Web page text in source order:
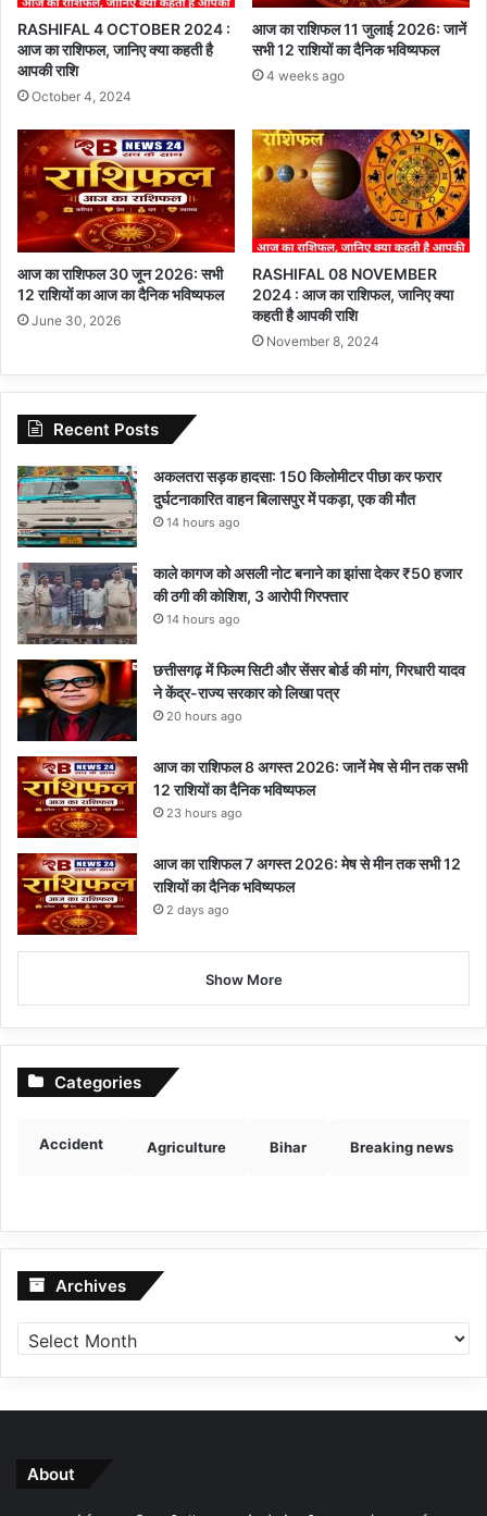
RASHIFAL 4 OCTOBER 2024 :
आज का राशिफल, जानिए क्या कहती है
आपकी राशि
October 4, 2024
आज का राशिफल 11 जुलाई 2026: जानें
सभी 12 राशियों का दैनिक भविष्यफल
4 weeks ago
आज का राशिफल 30 जून 2026: सभी
12 राशियों का आज का दैनिक भविष्यफल
June 30, 2026
RASHIFAL 08 NOVEMBER
2024 : आज का राशिफल, जानिए क्या
कहती है आपकी राशि
November 8, 2024
Recent Posts
अकलतरा सड़क हादसा: 150 किलोमीटर पीछा कर फरार
दुर्घटनाकारित वाहन बिलासपुर में पकड़ा, एक की मौत
14 hours ago
काले कागज को असली नोट बनाने का झांसा देकर ₹50 हजार
की ठगी की कोशिश, 3 आरोपी गिरफ्तार
14 hours ago
छत्तीसगढ़ में फिल्म सिटी और सेंसर बोर्ड की मांग, गिरधारी यादव
ने केंद्र-राज्य सरकार को लिखा पत्र
20 hours ago
आज का राशिफल 8 अगस्त 2026: जानें मेष से मीन तक सभी
12 राशियों का दैनिक भविष्यफल
23 hours ago
आज का राशिफल 7 अगस्त 2026: मेष से मीन तक सभी 12
राशियों का दैनिक भविष्यफल
2 days ago
Show More
Categories
Accident Agriculture Bihar Breaking news
Archives Archives
About